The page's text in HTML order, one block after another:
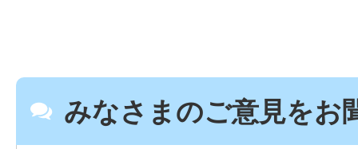
みなさまのご意見をお